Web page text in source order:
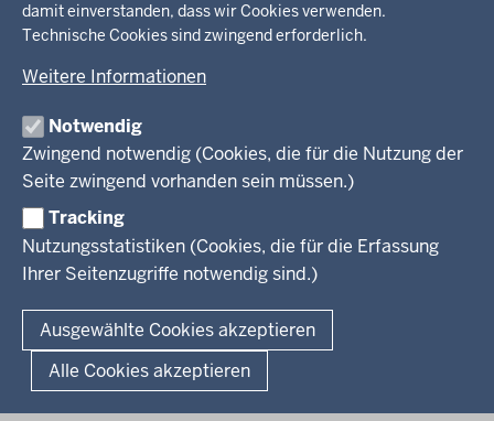
damit einverstanden, dass wir Cookies verwenden.
Technische Cookies sind zwingend erforderlich.
Weitere Informationen
Notwendig
Zwingend notwendig (Cookies, die für die Nutzung der
Seite zwingend vorhanden sein müssen.)
Tracking
Nutzungsstatistiken (Cookies, die für die Erfassung
Ihrer Seitenzugriffe notwendig sind.)
Ausgewählte Cookies akzeptieren
Alle Cookies akzeptieren
der
Fußzeile
Ministerium
Leitung des Hauses
Organisation
Arbeitgeber Ministerium
Rechtsgrundlagen
Kultur
Wissenschaft, Forschung, Lehre und Studium
Weiterbildung
Presse
Service
Kontakt
Fußzeile
Datenschutz Erklärung zur Barrierefreiheit